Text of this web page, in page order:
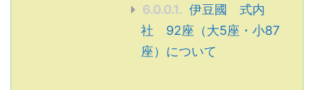
6.0.0.1. 伊豆國 式内
社 92座（大5座・小87
座）について